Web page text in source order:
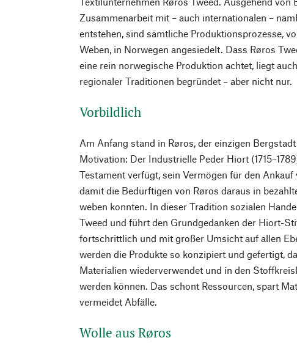
Zusammenarbeit mit – auch internationalen –
entstehen, sind sämtliche Produktionsprozesse,
Weben, in Norwegen angesiedelt. Dass Røros
eine rein norwegische Produktion achtet, liegt
regionaler Traditionen begründet – aber nicht nur.
Vorbildlich
Am Anfang stand in Røros, der einzigen
Motivation: Der Industrielle Peder Hiort
Testament verfügt, sein Vermögen für den Ankauf
damit die Bedürftigen von Røros daraus in
weben konnten. In dieser Tradition sozialen
Tweed und führt den Grundgedanken der Hiort-
fortschrittlich und mit großer Umsicht auf allen
werden die Produkte so konzipiert und gefertigt,
Materialien wiederverwendet und in den
werden können. Das schont Ressourcen, spart
vermeidet Abfälle.
Wolle aus Røros